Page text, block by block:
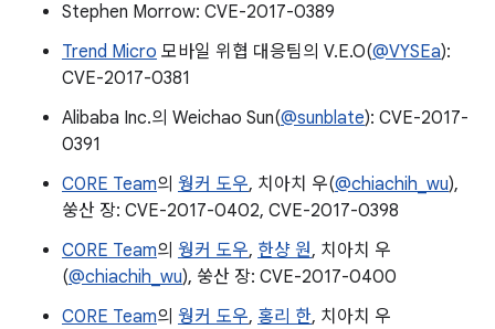
Stephen Morrow: CVE-2017-0389
Trend Micro 모바일 위협 대응팀의 V.E.O(@VYSEa):
CVE-2017-0381
Alibaba Inc.의 Weichao Sun(@sunblate): CVE-2017-
0391
C0RE Team의 웡커 도우, 치아치 우(@chiachih_wu),
쑹산 장: CVE-2017-0402, CVE-2017-0398
C0RE Team의 웡커 도우, 한샹 원, 치아치 우
(@chiachih_wu), 쑹산 장: CVE-2017-0400
C0RE Team의 웡커 도우, 홍리 한, 치아치 우